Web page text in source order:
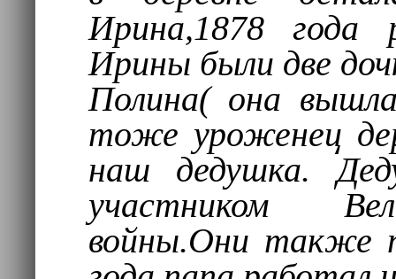
Ирина,1878 года
Ирины были две
Полина( она
тоже уроженец
наш дедушка.
участником
войны.Они также